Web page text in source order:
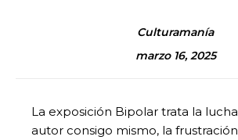
Culturamanía
marzo 16, 2025
La exposición Bipolar trata la
autor consigo mismo, la